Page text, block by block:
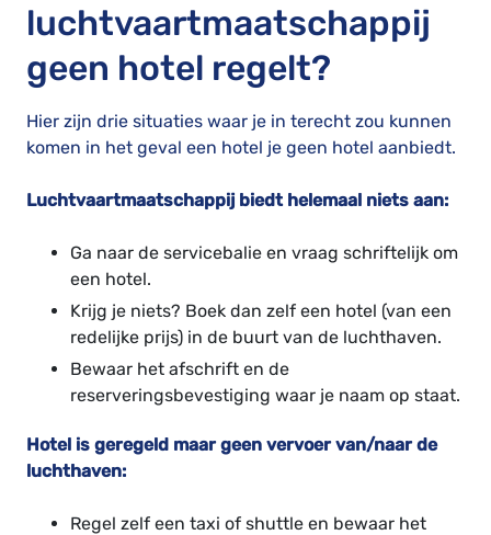
luchtvaartmaatschappij
geen hotel regelt?
Hier zijn drie situaties waar je in terecht zou kunnen
komen in het geval een hotel je geen hotel aanbiedt.
Luchtvaartmaatschappij biedt helemaal niets aan:
Ga naar de servicebalie en vraag schriftelijk om
een hotel.
Krijg je niets? Boek dan zelf een hotel (van een
redelijke prijs) in de buurt van de luchthaven.
Bewaar het afschrift en de
reserveringsbevestiging waar je naam op staat.
Hotel is geregeld maar geen vervoer van/naar de
luchthaven:
Regel zelf een taxi of shuttle en bewaar het